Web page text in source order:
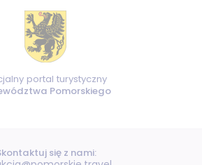
portal turystyczny
Pomorskiego
się z nami: